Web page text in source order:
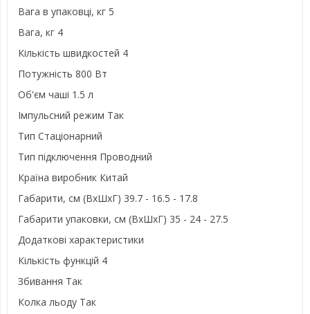
Вага в упаковці, кг 5
Вага, кг 4
Кількість швидкостей 4
Потужність 800 Вт
Об'єм чаші 1.5 л
Імпульсний режим Так
Тип Стаціонарний
Тип підключення Проводний
Країна виробник Китай
Габарити, см (ВхШхГ) 39.7 - 16.5 - 17.8
Габарити упаковки, см (ВхШхГ) 35 - 24 - 27.5
Додаткові характеристики
Кількість функцій 4
Збивання Так
Колка льоду Так